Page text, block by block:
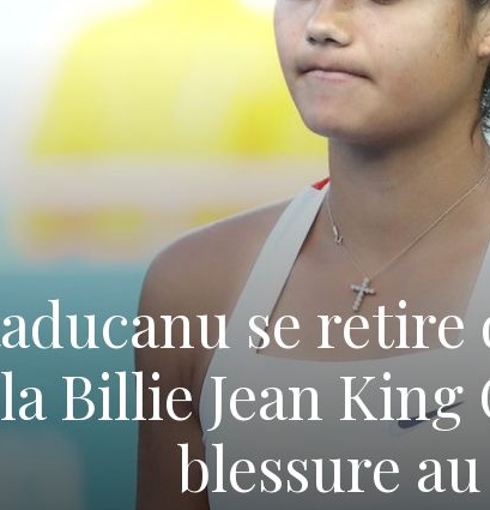
se
Billie Jean King
blessure